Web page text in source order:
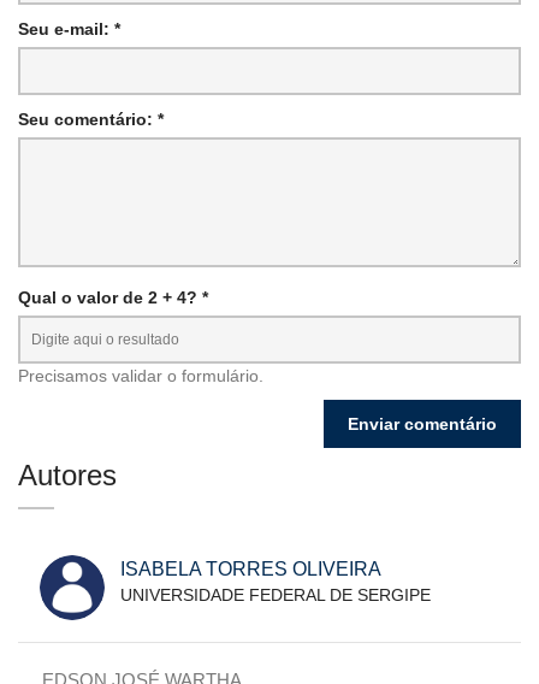
Seu e-mail: *
Seu comentário: *
Qual o valor de 2 + 4? *
Precisamos validar o formulário.
Autores
ISABELA TORRES OLIVEIRA
UNIVERSIDADE FEDERAL DE SERGIPE